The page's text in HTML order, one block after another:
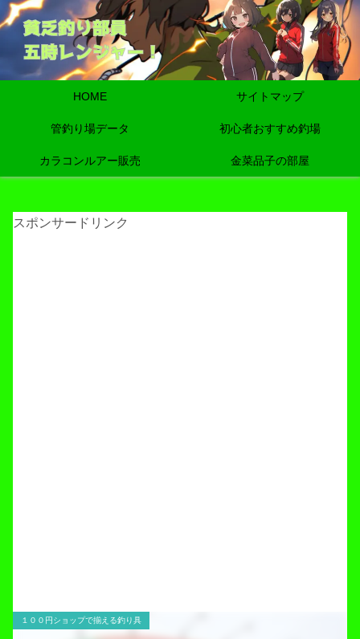
HOME サイトマップ
管釣り場データ 初心者おすすめ釣場
カラコンルアー販売 金菜品子の部屋
スポンサードリンク
１００円ショップで揃える釣り具